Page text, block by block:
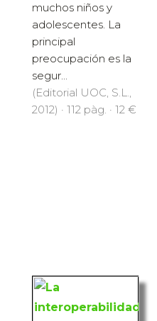
muchos niños y
adolescentes. La
principal
preocupación es la
segur...
(Editorial UOC, S.L.,
2012) · 112 pàg. · 12 €